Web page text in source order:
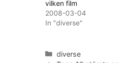
vilken film
2008-03-04
In "diverse"
Categories
diverse